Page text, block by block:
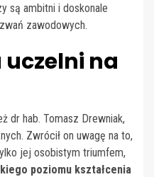
są ambitni i doskonale
zawodowych.
na
dr hab. Tomasz Drewniak,
Zwrócił on uwagę na to,
jej osobistym triumfem,
poziomu kształcenia